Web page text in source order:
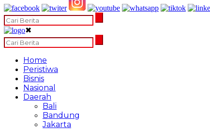
✖
Home
Peristiwa
Bisnis
Nasional
Daerah
Bali
Bandung
Jakarta